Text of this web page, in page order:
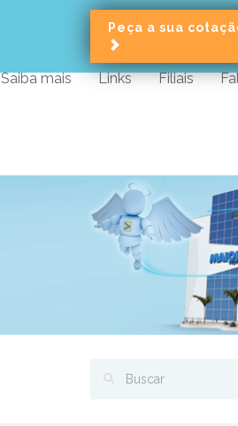
Peça a sua
Saiba mais Links Filiais